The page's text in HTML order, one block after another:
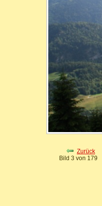
Zurück
Bild 3 von 179